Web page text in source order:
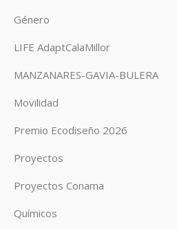
Género
LIFE AdaptCalaMillor
MANZANARES-GAVIA-BULERA
Movilidad
Premio Ecodiseño 2026
Proyectos
Proyectos Conama
Químicos